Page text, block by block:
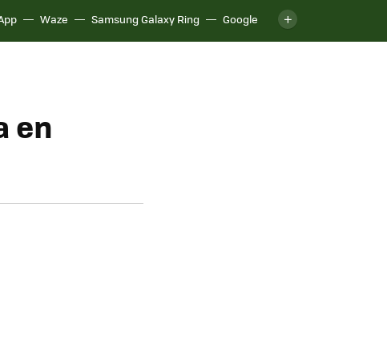
Waze Samsung Galaxy Ring
Google
en